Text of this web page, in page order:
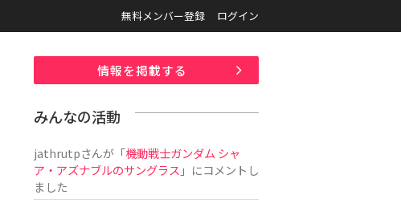
無料メンバー登録 ログイン
情報を掲載する
みんなの活動
jathrutpさんが「機動戦士ガンダム シャ
ア・アズナブルのサングラス 」にコメントし
ました